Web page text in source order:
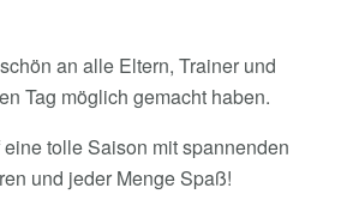
an alle Eltern, Trainer und
Tag möglich gemacht haben.
tolle Saison mit spannenden
und jeder Menge Spaß!